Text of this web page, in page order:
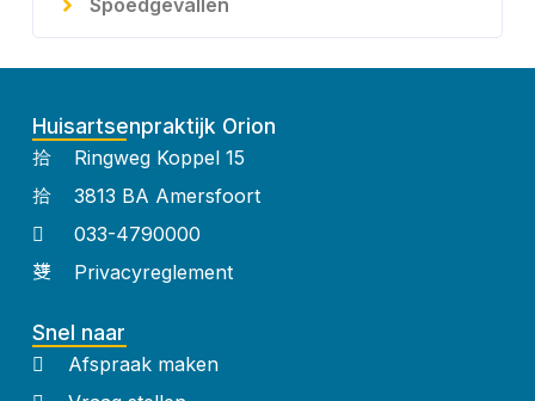
Spoedgevallen
Huisartsenpraktijk Orion
Ringweg Koppel 15
3813 BA Amersfoort
033-4790000
Privacyreglement
Snel naar
Afspraak maken